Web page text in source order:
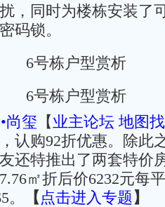
，同时为楼栋安装了
码锁。
6号栋户型赏析
6号栋户型赏析
尚玺 【 业主论坛 地图
认购92折优惠。除此
还特推出了两套特价
㎡折后价6232元每
【 点击进入专题 】